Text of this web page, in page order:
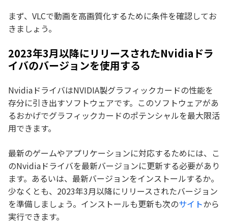
まず、VLCで動画を高画質化するために条件を確認してお
きましょう。
2023年3月以降にリリースされたNvidiaドラ
イバのバージョンを使用する
NvidiaドライバはNVIDIA製グラフィックカードの性能を
存分に引き出すソフトウェアです。このソフトウェアがあ
るおかげでグラフィックカードのポテンシャルを最大限活
用できます。
最新のゲームやアプリケーションに対応するためには、こ
のNvidiaドライバを最新バージョンに更新する必要があり
ます。あるいは、最新バージョンをインストールするか。
少なくとも、2023年3月以降にリリースされたバージョン
を準備しましょう。インストールも更新も次のサイトから
実行できます。